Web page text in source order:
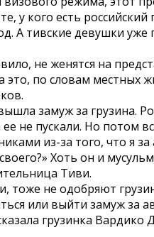
у кого есть
А тивские девушки
не женятся на
это, по словам местных
замуж за грузина.
не пускали. Но потом
из-за того, что я
Хоть он и
Тиви.
не одобряют
или выйти замуж за
грузинка